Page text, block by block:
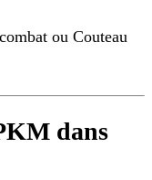
ou Couteau
dans